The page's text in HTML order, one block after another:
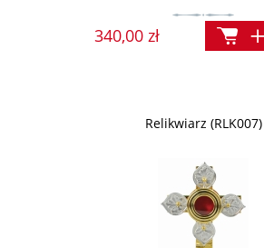
340,00 zł
Relikwiarz (RLK007)